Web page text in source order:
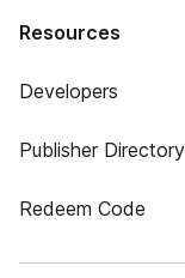
Resources
Developers
Publisher Directory
Redeem Code